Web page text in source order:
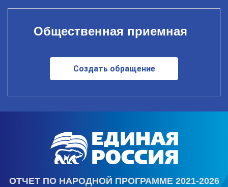
Общественная приемная
Создать обращение
ОТЧЕТ ПО НАРОДНОЙ ПРОГРАММЕ 2021-2026